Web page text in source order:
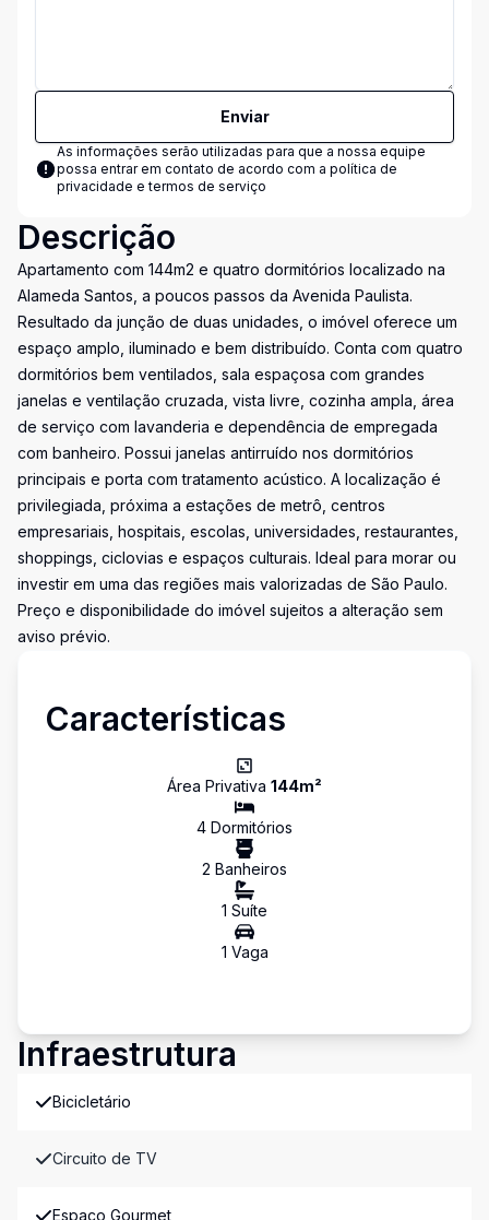
Enviar
As informações serão utilizadas para que a nossa equipe
possa entrar em contato de acordo com a política de
privacidade e termos de serviço
Descrição
Apartamento com 144m2 e quatro dormitórios localizado na
Alameda Santos, a poucos passos da Avenida Paulista.
Resultado da junção de duas unidades, o imóvel oferece um
espaço amplo, iluminado e bem distribuído. Conta com quatro
dormitórios bem ventilados, sala espaçosa com grandes
janelas e ventilação cruzada, vista livre, cozinha ampla, área
de serviço com lavanderia e dependência de empregada
com banheiro. Possui janelas antirruído nos dormitórios
principais e porta com tratamento acústico. A localização é
privilegiada, próxima a estações de metrô, centros
empresariais, hospitais, escolas, universidades, restaurantes,
shoppings, ciclovias e espaços culturais. Ideal para morar ou
investir em uma das regiões mais valorizadas de São Paulo.
Preço e disponibilidade do imóvel sujeitos a alteração sem
aviso prévio.
Características
Área Privativa 144m²
4 Dormitórios
2 Banheiros
1 Suíte
1 Vaga
Infraestrutura
Bicicletário
Circuito de TV
Espaco Gourmet